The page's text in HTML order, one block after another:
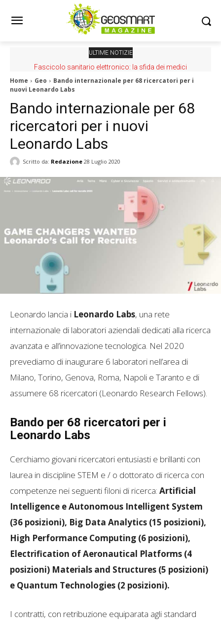
ULTIME NOTIZIE
Fascicolo sanitario elettronico: la sfida dei medici
Home Geo
Bando internazionale per 68 ricercatori per i
nuovi Leonardo Labs
Bando internazionale per 68
ricercatori per i nuovi
Leonardo Labs
Scritto da: Redazione 28 Luglio 2020
Leonardo lancia i Leonardo Labs, una rete
internazionale di laboratori aziendali dedicati alla ricerca
avanzata e all’innovazione tecnologica. Nel 2020
prevediamo di inaugurare 6 laboratori nell’area di
Milano, Torino, Genova, Roma, Napoli e Taranto e di
assumere 68 ricercatori (Leonardo Research Fellows).
Bando per 68 ricercatori per i
Leonardo Labs
Cerchiamo giovani ricercatori entusiasti e brillanti con
laurea in discipline STEM e / o dottorato di ricerca con
competenze nei seguenti filoni di ricerca: Artificial
Intelligence e Autonomous Intelligent System
(36 posizioni), Big Data Analytics (15 posizioni),
High Performance Computing (6 posizioni),
Electrification of Aeronautical Platforms (4
posizioni) Materials and Structures (5 posizioni)
e Quantum Technologies (2 posizioni).
I contratti, con retribuzione equiparata agli standard